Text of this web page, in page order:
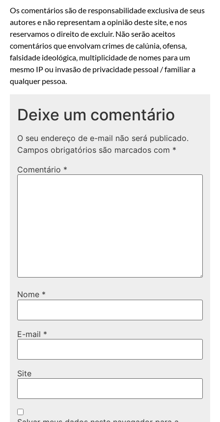
Os comentários são de responsabilidade exclusiva de seus
autores e não representam a opinião deste site, e nos
reservamos o direito de excluir. Não serão aceitos
comentários que envolvam crimes de calúnia, ofensa,
falsidade ideológica, multiplicidade de nomes para um
mesmo IP ou invasão de privacidade pessoal / familiar a
qualquer pessoa.
Deixe um comentário
O seu endereço de e-mail não será publicado.
Campos obrigatórios são marcados com *
Comentário *
Nome *
E-mail *
Site